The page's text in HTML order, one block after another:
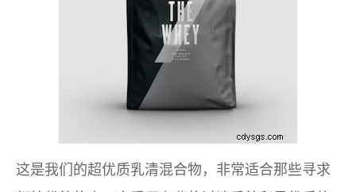
这是我们的超优质乳清混合物，非常适合那些寻求